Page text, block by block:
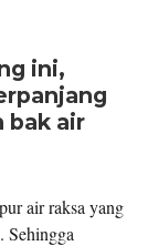
ini,
bak air
air raksa yang
Sehingga